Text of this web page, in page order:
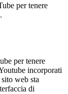
per tenere
per tenere
incorporati
web sta
di